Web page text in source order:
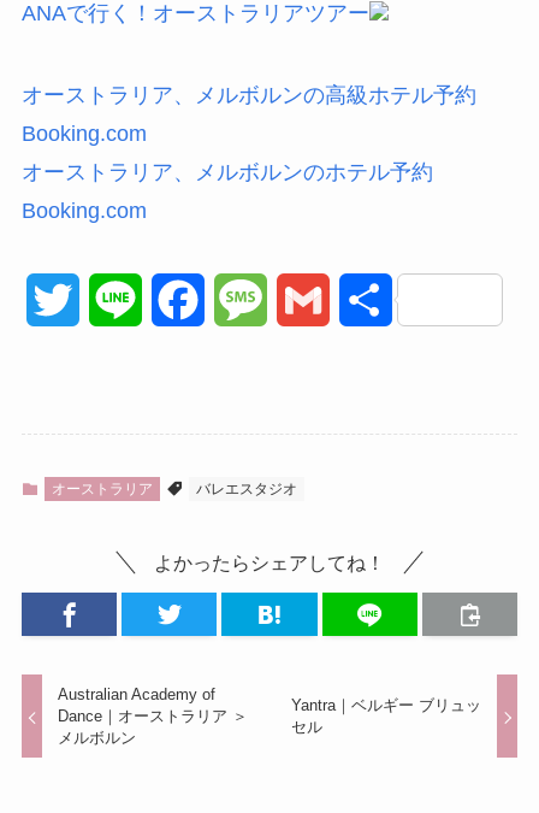
ANAで行く！オーストラリアツアー
オーストラリア、メルボルンの高級ホテル予約
Booking.com
オーストラリア、メルボルンのホテル予約
Booking.com
o g
e
共
オーストラリア バレエスタジオ
よかったらシェアしてね！
Australian Academy of
Dance｜オーストラリア ＞
メルボルン
Yantra｜ベルギー ブリュッ
セル